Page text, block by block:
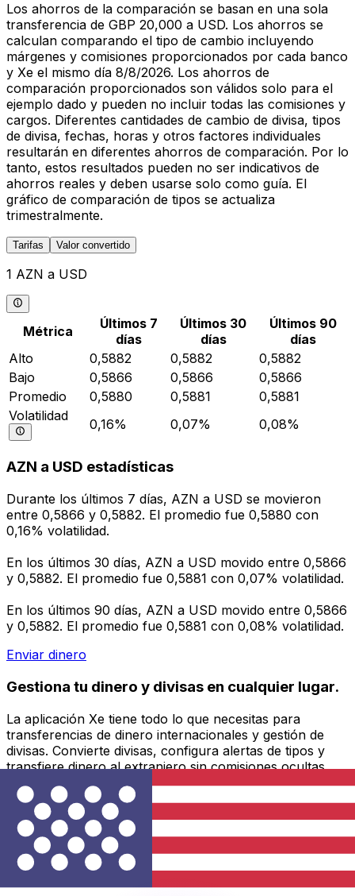
Los ahorros de la comparación se basan en una sola
transferencia de GBP 20,000 a USD. Los ahorros se
calculan comparando el tipo de cambio incluyendo
márgenes y comisiones proporcionados por cada banco
y Xe el mismo día 8/8/2026. Los ahorros de
comparación proporcionados son válidos solo para el
ejemplo dado y pueden no incluir todas las comisiones y
cargos. Diferentes cantidades de cambio de divisa, tipos
de divisa, fechas, horas y otros factores individuales
resultarán en diferentes ahorros de comparación. Por lo
tanto, estos resultados pueden no ser indicativos de
ahorros reales y deben usarse solo como guía. El
gráfico de comparación de tipos se actualiza
trimestralmente.
Tarifas Valor convertido
1 AZN a USD
Métrica
Últimos 7
días
Últimos 30
días
Últimos 90
días
Alto
0,5882 0,5882
0,5882
Bajo
0,5866 0,5866
0,5866
Promedio
0,5880 0,5881
0,5881
Volatilidad
0,16% 0,07% 0,08%
AZN a USD estadísticas
Durante los últimos 7 días, AZN a USD se movieron
entre 0,5866 y 0,5882. El promedio fue 0,5880 con
0,16% volatilidad.
En los últimos 30 días, AZN a USD movido entre 0,5866
y 0,5882. El promedio fue 0,5881 con 0,07% volatilidad.
En los últimos 90 días, AZN a USD movido entre 0,5866
y 0,5882. El promedio fue 0,5881 con 0,08% volatilidad.
Enviar dinero
Gestiona tu dinero y divisas en cualquier lugar.
La aplicación Xe tiene todo lo que necesitas para
transferencias de dinero internacionales y gestión de
divisas. Convierte divisas, configura alertas de tipos y
transfiere dinero al extranjero sin comisiones ocultas.
¡Descarga hoy!